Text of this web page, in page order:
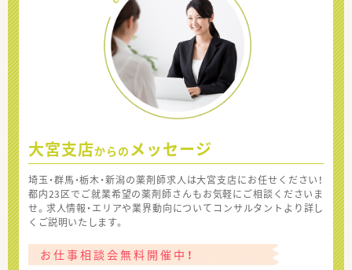
大宮支店からの メッセージ
埼玉・群馬・栃木・新潟の薬剤師求人は大宮支店にお任せください！
都内23区でご就業希望の薬剤師さんもお気軽にご相談くださいま
せ。求人情報・エリアや業界動向についてコンサルタントより詳し
くご説明いたします。
お仕事相談会無料開催中！